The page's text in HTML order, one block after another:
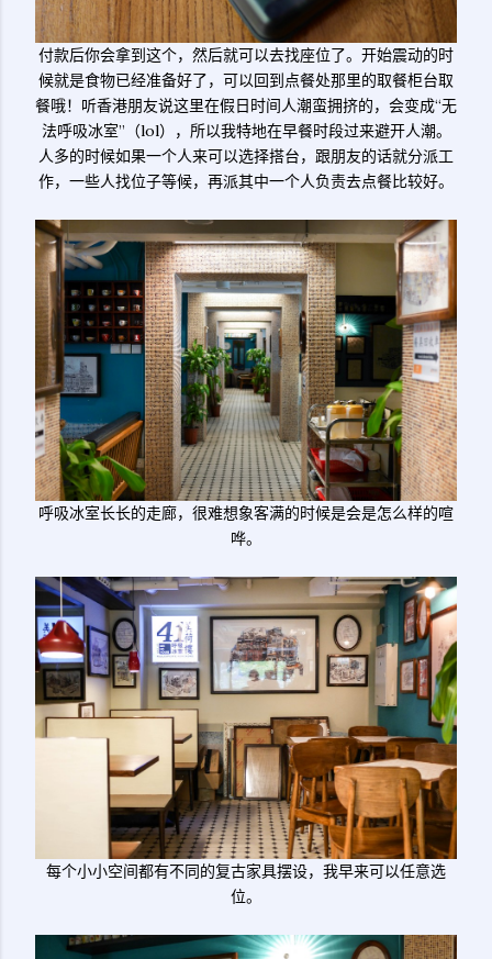
付款后你会拿到这个，然后就可以去找座位了。开始震动的时
候就是食物已经准备好了，可以回到点餐处那里的取餐柜台取
餐哦！听香港朋友说这里在假日时间人潮蛮拥挤的，会变成“无
法呼吸冰室”（lol），所以我特地在早餐时段过来避开人潮。
人多的时候如果一个人来可以选择搭台，跟朋友的话就分派工
作，一些人找位子等候，再派其中一个人负责去点餐比较好。
呼吸冰室长长的走廊，很难想象客满的时候是会是怎么样的喧
哗。
每个小小空间都有不同的复古家具摆设，我早来可以任意选
位。